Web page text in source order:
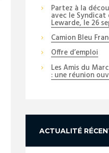
Partez à la
avec le
Lewarde, le 26
Camion Bleu
Offre d’emploi
Les Amis du
: une réunion
ACTUALITÉ